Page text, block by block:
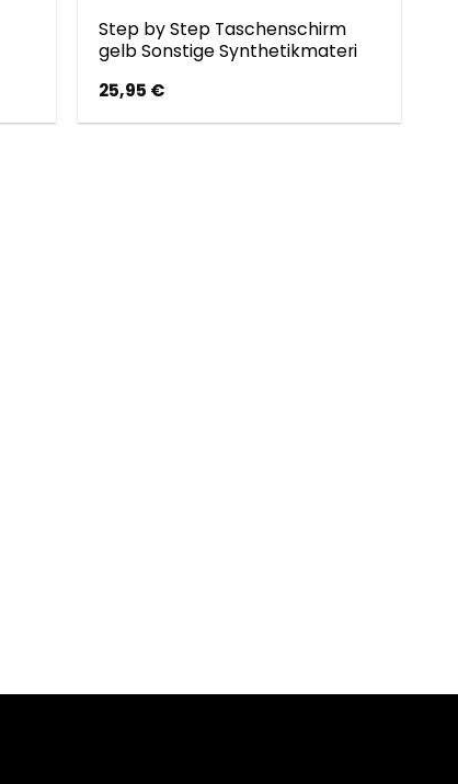
Step by Step Taschenschirm
gelb Sonstige Synthetikmateri
25,95 €